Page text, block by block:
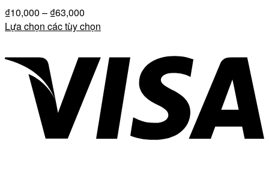
₫10,000 – ₫63,000
Lựa chọn các tùy chọn